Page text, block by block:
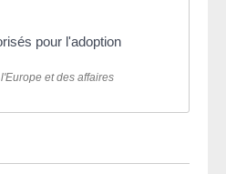
pour l'adoption
et des affaires